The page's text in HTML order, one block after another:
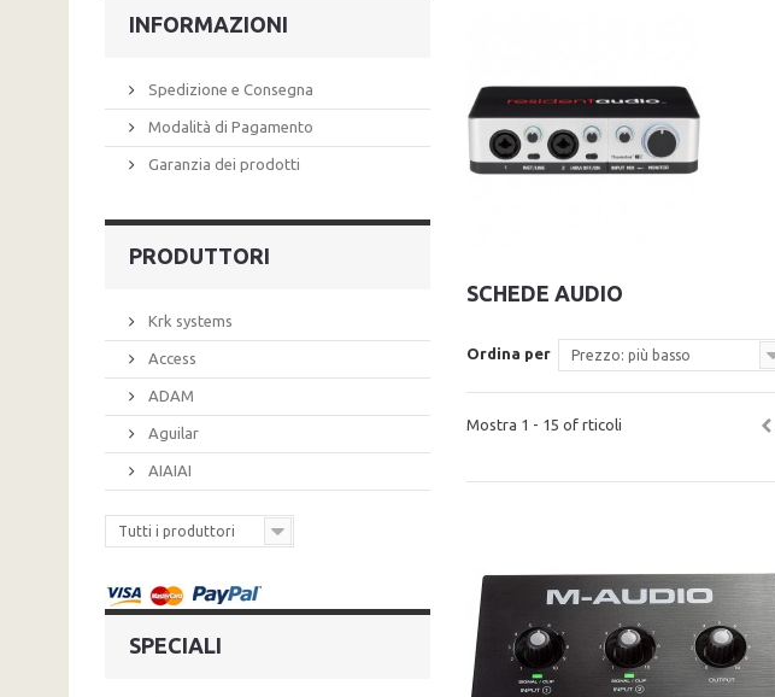
INFORMAZIONI
Spedizione e Consegna
Modalità di Pagamento
Garanzia dei prodotti
PRODUTTORI
Krk systems
Access
ADAM
Aguilar
AIAIAI
Tutti i produttori
SPECIALI
SCHEDE AUDIO
Ordina per Prezzo: più basso
Mostra 1 - 15 of rticoli